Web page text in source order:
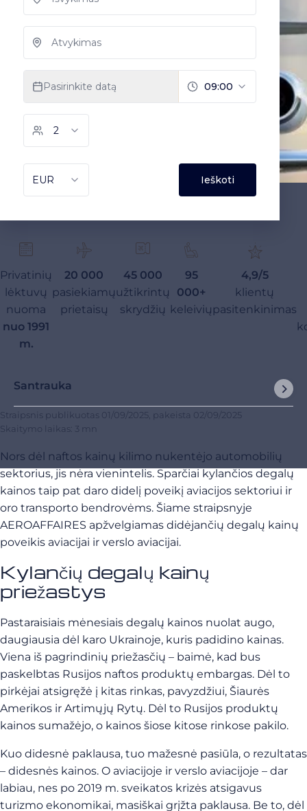
Privatinių
lėktuvų
nuoma
nuo 1991
m.
20 000
pasiekiamų
prietaisų
45 000
užtikrintų
skrydžių
95
000+
keleivių
4,9/5
klientų
pasitenkinimas
Santrauka
Straipsnis publikuotas 01/09/2025 , pakeista 02/09/2025
Skaitymo laikas: 3 mn
Nors dėl naftos kainų kilimo nukentėjo automobilių
sektorius, jis nėra vienintelis. Sparčiai kylančios degalų
kainos taip pat daro didelį poveikį aviacijos sektoriui ir
oro transporto bendrovėms. Šiame straipsnyje
AEROAFFAIRES apžvelgiamas didėjančių degalų kainų
poveikis aviacijai ir verslo aviacijai.
Kylančių degalų kainų
priežastys
Pastaraisiais mėnesiais degalų kainos nuolat augo,
daugiausia dėl karo Ukrainoje, kuris padidino kainas.
Viena iš pagrindinių priežasčių – baimė, kad bus
paskelbtas Rusijos naftos produktų embargas. Dėl to
pirkėjai atsigręžė į kitas rinkas, pavyzdžiui, Šiaurės
Amerikos ir Artimųjų Rytų. Dėl to Rusijos produktų
kainos sumažėjo, o kainos šiose kitose rinkose pakilo.
Kuo didesnė paklausa, tuo mažesnė pasiūla, o rezultatas
– didesnės kainos. O aviacijoje ir verslo aviacijoje – dar
labiau, nes po 2019 m. sveikatos krizės atsigavus
turizmo ekonomikai, masiškai grįžta paklausa. Be to, dėl